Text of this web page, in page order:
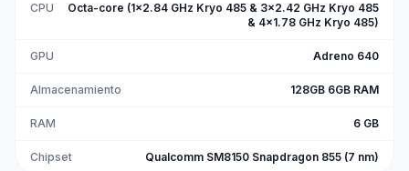
CPU
Octa-core (1x2.84 GHz Kryo 485 & 3x2.42 GHz Kryo 485
& 4x1.78 GHz Kryo 485)
GPU Adreno 640
Almacenamiento 128GB 6GB RAM
RAM 6 GB
Chipset Qualcomm SM8150 Snapdragon 855 (7 nm)